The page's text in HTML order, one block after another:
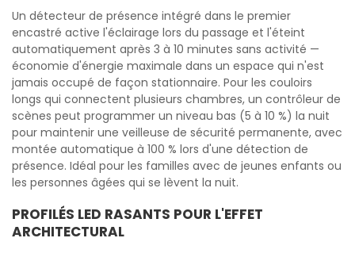
Un détecteur de présence intégré dans le premier
encastré active l'éclairage lors du passage et l'éteint
automatiquement après 3 à 10 minutes sans activité —
économie d'énergie maximale dans un espace qui n'est
jamais occupé de façon stationnaire. Pour les couloirs
longs qui connectent plusieurs chambres, un contrôleur de
scènes peut programmer un niveau bas (5 à 10 %) la nuit
pour maintenir une veilleuse de sécurité permanente, avec
montée automatique à 100 % lors d'une détection de
présence. Idéal pour les familles avec de jeunes enfants ou
les personnes âgées qui se lèvent la nuit.
PROFILÉS LED RASANTS POUR L'EFFET
ARCHITECTURAL